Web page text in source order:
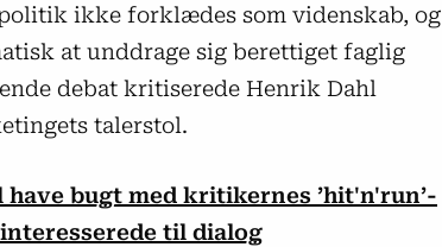
ikke forklædes som videnskab, og
at unddrage sig berettiget faglig
debat kritiserede Henrik Dahl
talerstol.
bugt med kritikernes ’hit'n'run’-
til dialog